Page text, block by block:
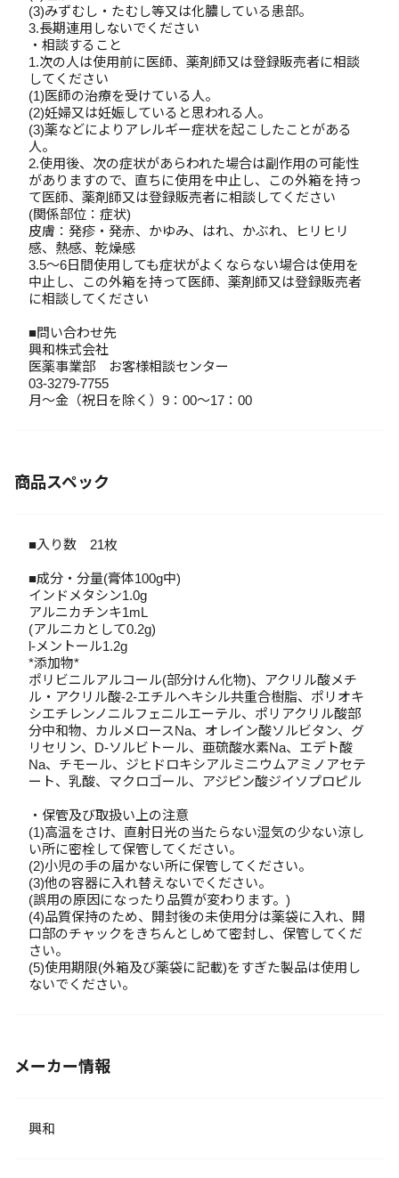
(3)みずむし・たむし等又は化膿している患部。
3.長期連用しないでください
・相談すること
1.次の人は使用前に医師、薬剤師又は登録販売者に相談
してください
(1)医師の治療を受けている人。
(2)妊婦又は妊娠していると思われる人。
(3)薬などによりアレルギー症状を起こしたことがある
人。
2.使用後、次の症状があらわれた場合は副作用の可能性
がありますので、直ちに使用を中止し、この外箱を持っ
て医師、薬剤師又は登録販売者に相談してください
(関係部位：症状)
皮膚：発疹・発赤、かゆみ、はれ、かぶれ、ヒリヒリ
感、熱感、乾燥感
3.5～6日間使用しても症状がよくならない場合は使用を
中止し、この外箱を持って医師、薬剤師又は登録販売者
に相談してください
■問い合わせ先
興和株式会社
医薬事業部 お客様相談センター
03-3279-7755
月～金（祝日を除く）9：00～17：00
商品スペック
■入り数 21枚
■成分・分量(膏体100g中)
インドメタシン1.0g
アルニカチンキ1mL
(アルニカとして0.2g)
l-メントール1.2g
*添加物*
ポリビニルアルコール(部分けん化物)、アクリル酸メチ
ル・アクリル酸-2-エチルヘキシル共重合樹脂、ポリオキ
シエチレンノニルフェニルエーテル、ポリアクリル酸部
分中和物、カルメロースNa、オレイン酸ソルビタン、グ
リセリン、D-ソルビトール、亜硫酸水素Na、エデト酸
Na、チモール、ジヒドロキシアルミニウムアミノアセテ
ート、乳酸、マクロゴール、アジピン酸ジイソプロピル
・保管及び取扱い上の注意
(1)高温をさけ、直射日光の当たらない湿気の少ない涼し
い所に密栓して保管してください。
(2)小児の手の届かない所に保管してください。
(3)他の容器に入れ替えないでください。
(誤用の原因になったり品質が変わります。)
(4)品質保持のため、開封後の未使用分は薬袋に入れ、開
口部のチャックをきちんとしめて密封し、保管してくだ
さい。
(5)使用期限(外箱及び薬袋に記載)をすぎた製品は使用し
ないでください。
メーカー情報
興和